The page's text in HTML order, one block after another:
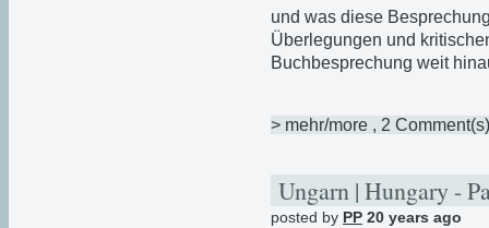
und was diese
Überlegungen und
Buchbesprechung weit
> mehr/more , 2 Comment(s)
Ungarn | Hungary -
posted by PP 20 years ago